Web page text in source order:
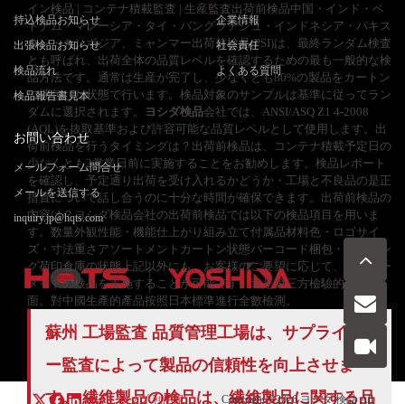
イン検品 | コンテナ積載監査 | 生産監査出荷前検品中国・インド・ベ
トナム・マレーシア・タイ・バングラデシュ・インドネシア・パキス
タン・カンボジア、ミャンマー出荷前検品(PSI)は、最終ランダム検査
とも呼ばれ、出荷全体の品質レベルを確認するための最も一般的な検
品方法です。通常は生産が完了し、少なくとも80%の製品をカートン
に梱包した状態で行います。検品対象のサンプルは基準に従ってラン
ダムに選択されます。
ヨシダ検品会社では、ANSI/ASQ Z1 4-2008
(AQL)を抜取基準および許容可能な品質レベルとして使用します。出
荷前検品を行うタイミングは？出荷前検品は、コンテナ積載予定日の
少なくとも2営業日前に実施することをお勧めします。検品レポート
を確認し、予定通り出荷を受け入れるかどうか・工場と不良品の是正
措置について話し合うのに十分な時間が確保できます。出荷前検品の
内容は？ヨシダ検品会社の出荷前検品では以下の検品項目を用いま
す。数量外観性能・機能仕上がり組み立て付属品材料色・ロゴサイ
ズ・寸法重さアソートメントカートン状態バーコード梱包・マーキン
グ荷印倉庫の状態上記以外にも、お客様のご要望に応じて、オーダー
メイドの検品を実施することが可能です。這是第三方檢驗的介紹頁
面。對中國生產的產品按照日本標準進行全數檢測。
蘇州 工場監査 品質管理工場は、サプライヤ
ー監査によって製品の信頼性を向上させま
す。 繊維製品の検品は、繊維製品に関する品
持込検品お知らせ
出張検品お知らせ
検品流れ
検品報告書見本
企業情報
社会責任
よくある質問
お問い合わせ
メールフォーム問合せ
メールを送信する
inquiry.jp@hqts.com
お電話でのお問い合わせ
お問い合わせ
サイトマップ 利用規 Copyright ©2026ヨシダ 検品All